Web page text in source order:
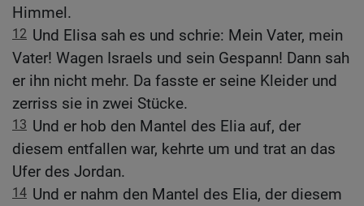
Himmel.
12 Und Elisa sah es und schrie: Mein Vater, mein
Vater! Wagen Israels und sein Gespann! Dann sah
er ihn nicht mehr. Da fasste er seine Kleider und
zerriss sie in zwei Stücke.
13 Und er hob den Mantel des Elia auf, der
diesem entfallen war, kehrte um und trat an das
Ufer des Jordan.
14 Und er nahm den Mantel des Elia, der diesem